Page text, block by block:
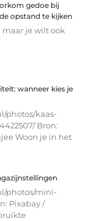
gedoe bij
opstand te kijken
maar je wilt ook
wanneer kies je
photos/kaas-
Bron:
Woon je in het
photos/mini-
Pixabay /